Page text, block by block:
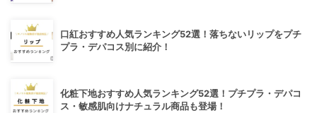
口紅おすすめ人気ランキング52選！落ちないリップをプチ
プラ・デパコス別に紹介！
化粧下地おすすめ人気ランキング52選！プチプラ・デパコ
ス・敏感肌向けナチュラル商品も登場！